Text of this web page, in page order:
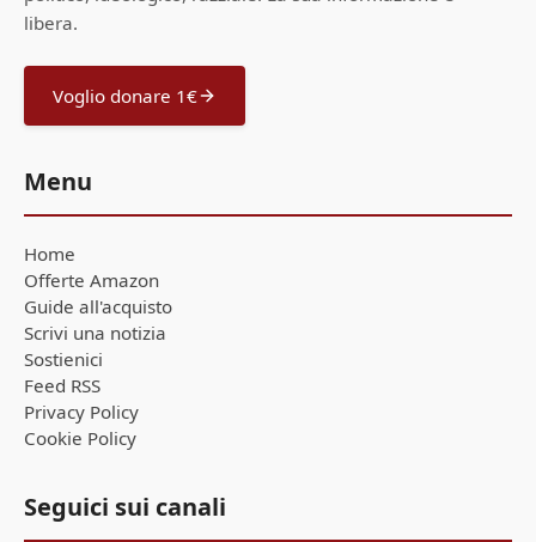
libera.
Voglio donare 1€
Menu
Home
Offerte Amazon
Guide all'acquisto
Scrivi una notizia
Sostienici
Feed RSS
Privacy Policy
Cookie Policy
Seguici sui canali